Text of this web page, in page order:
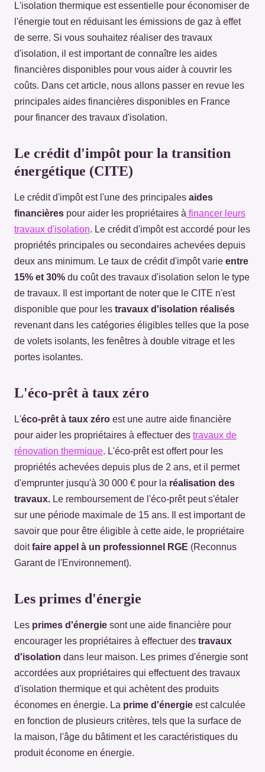
L'isolation thermique est essentielle pour économiser de
l'énergie tout en réduisant les émissions de gaz à effet
de serre. Si vous souhaitez réaliser des travaux
d'isolation, il est important de connaître les aides
financières disponibles pour vous aider à couvrir les
coûts. Dans cet article, nous allons passer en revue les
principales aides financières disponibles en France
pour financer des travaux d'isolation.
Le crédit d'impôt pour la transition
énergétique (CITE)
Le crédit d'impôt est l'une des principales aides
financières pour aider les propriétaires à financer leurs
travaux d'isolation. Le crédit d'impôt est accordé pour les
propriétés principales ou secondaires achevées depuis
deux ans minimum. Le taux de crédit d'impôt varie entre
15% et 30% du coût des travaux d'isolation selon le type
de travaux. Il est important de noter que le CITE n'est
disponible que pour les travaux d'isolation réalisés
revenant dans les catégories éligibles telles que la pose
de volets isolants, les fenêtres à double vitrage et les
portes isolantes.
L'éco-prêt à taux zéro
L'éco-prêt à taux zéro est une autre aide financière
pour aider les propriétaires à effectuer des travaux de
rénovation thermique. L'éco-prêt est offert pour les
propriétés achevées depuis plus de 2 ans, et il permet
d'emprunter jusqu'à 30 000 € pour la réalisation des
travaux. Le remboursement de l'éco-prêt peut s'étaler
sur une période maximale de 15 ans. Il est important de
savoir que pour être éligible à cette aide, le propriétaire
doitfaire appel à un professionnel RGE (Reconnus
Garant de l'Environnement).
Les primes d'énergie
Les primes d'énergie sont une aide financière pour
encourager les propriétaires à effectuer des travaux
d'isolation dans leur maison. Les primes d'énergie sont
accordées aux propriétaires qui effectuent des travaux
d'isolation thermique et qui achètent des produits
économes en énergie. La prime d'énergie est calculée
en fonction de plusieurs critères, tels que la surface de
la maison, l'âge du bâtiment et les caractéristiques du
produit économe en énergie.